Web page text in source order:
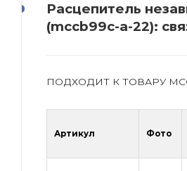
Расцепитель
(mccb99c-a-22):
ПОДХОДИТ К ТОВАРУ
Артикул Фото